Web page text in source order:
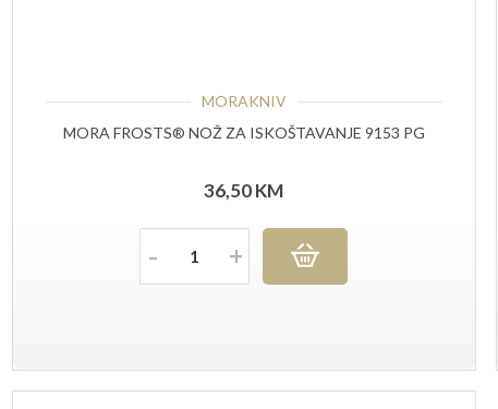
MORAKNIV
MORA FROSTS® NOŽ ZA ISKOŠTAVANJE 9153 PG
36,50KM
Količina